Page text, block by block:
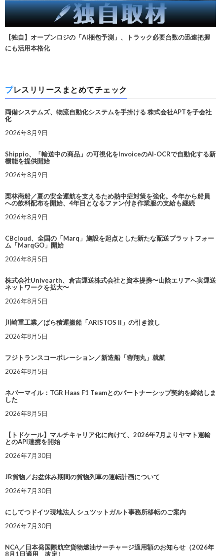
【独自】オープンロジの「AI梱包予測」、トラック必要台数の迅速把握
にも活用本格化
プレスリリースまとめてチェック
両備システムズ、物流自動化システムを手掛ける 株式会社APTを子会社
化
2026年8月9日
Shippio、「輸送中の商品」の可視化をInvoiceのAI-OCRで自動化する新
機能を提供開始
2026年8月9日
栗林商船／夏の安全運航を支えるため熱中症対策を強化。今年から船員
への飲料配布を開始、4年目となるファン付き作業服の支給も継続
2026年8月9日
CBcloud、全国の「Marq」施設を起点とした新たな配送プラットフォー
ム「MarqGO」開始
2026年8月5日
株式会社Univearth、倉吉運送株式会社と資本提携〜山陰エリアへ実運送
ネットワークを拡大〜
2026年8月5日
川崎重工業／ばら積運搬船「ARISTOS II」の引き渡し
2026年8月5日
フジトランスコーポレーション／新造船「蓉翔丸」就航
2026年8月5日
ネバーマイル：TGR Haas F1 Teamとのパートナーシップ契約を締結しま
した
2026年8月5日
【トドケール】マルチキャリア化に向けて、2026年7月よりヤマト運輸
とのAPI連携を開始
2026年7月30日
JR貨物／お盆休み期間の貨物列車の運転計画について
2026年7月30日
にしてつドイツ現地法人 シュツットガルト事務所移転のご案内
2026年7月30日
NCA／日本発国際航空貨物燃油サーチャージ適用額のお知らせ（2026年
8月1日適用 改定）